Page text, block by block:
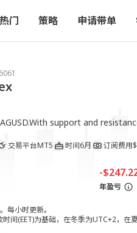
热门 策略 申请带单
support and
交易平台MT5 时间6月 订阅费用
-
年盈亏
每小时更新。
间(EET)为基础，在冬季为UTC+2，在